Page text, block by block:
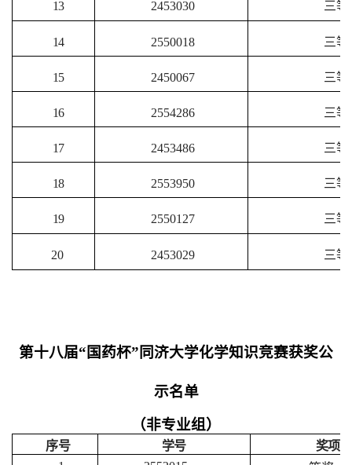
13 2453030 三等
14 2550018 三等
15 2450067 三等
16 2554286 三等
17 2453486 三等
18 2553950 三等
19 2550127 三等
20 2453029 三等
第十八届“国药杯”同济大学化学知识竞赛获奖公
示名单
（非专业组）
序号 学号
奖项